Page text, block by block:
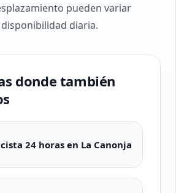
pueden variar
diaria.
donde también
24 horas en La Canonja